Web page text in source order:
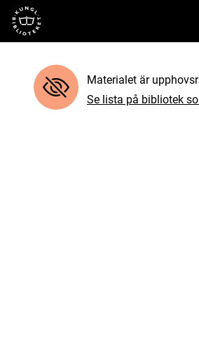
Till startsidan
Materialet är
Se lista på bibliotek